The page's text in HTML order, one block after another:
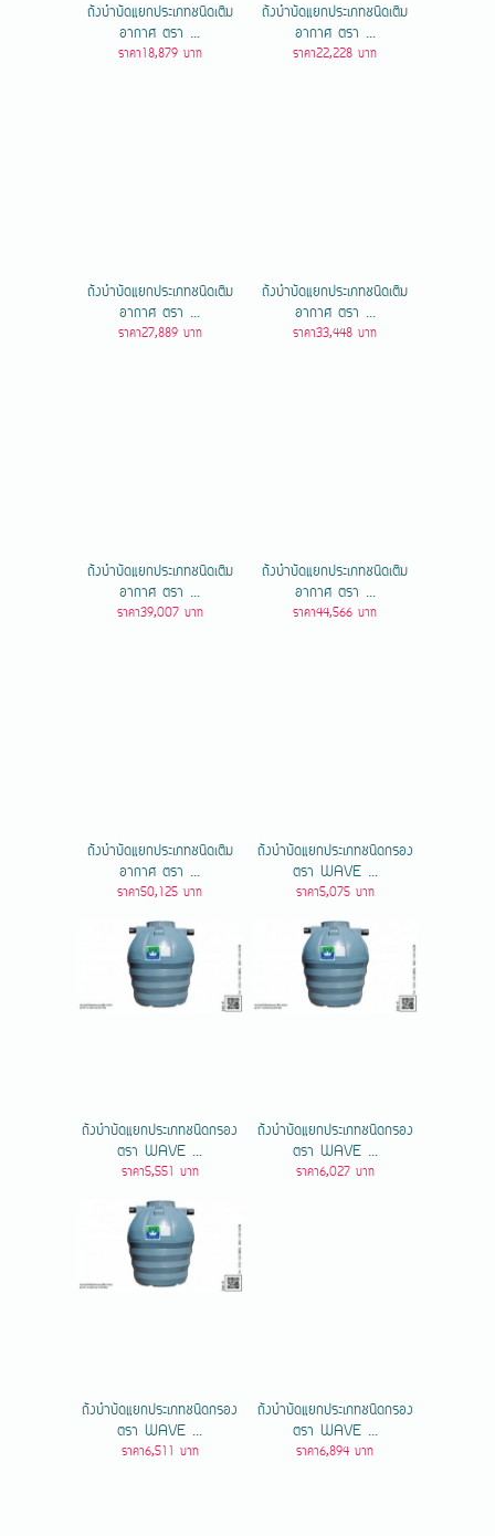
ถังบำบัดแยกประเภทชนิดเติม
อากาศ ตรา ...
ราคา18,879 บาท
ถังบำบัดแยกประเภทชนิดเติม
อากาศ ตรา ...
ราคา22,228 บาท
ถังบำบัดแยกประเภทชนิดเติม
อากาศ ตรา ...
ราคา27,889 บาท
ถังบำบัดแยกประเภทชนิดเติม
อากาศ ตรา ...
ราคา33,448 บาท
ถังบำบัดแยกประเภทชนิดเติม
อากาศ ตรา ...
ราคา39,007 บาท
ถังบำบัดแยกประเภทชนิดเติม
อากาศ ตรา ...
ราคา44,566 บาท
ถังบำบัดแยกประเภทชนิดเติม
อากาศ ตรา ...
ราคา50,125 บาท
ถังบำบัดแยกประเภทชนิดกรอง
ตรา WAVE ...
ราคา5,075 บาท
ถังบำบัดแยกประเภทชนิดกรอง
ตรา WAVE ...
ราคา5,551 บาท
ถังบำบัดแยกประเภทชนิดกรอง
ตรา WAVE ...
ราคา6,027 บาท
ถังบำบัดแยกประเภทชนิดกรอง
ตรา WAVE ...
ราคา6,511 บาท
ถังบำบัดแยกประเภทชนิดกรอง
ตรา WAVE ...
ราคา6,894 บาท